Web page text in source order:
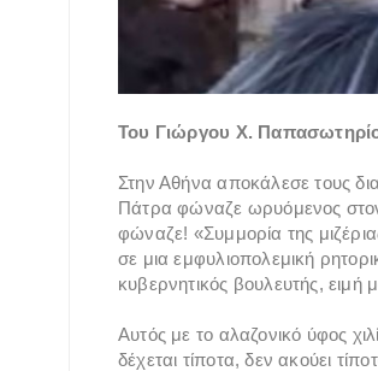
Του Γιώργου X.
Στην Αθήνα αποκάλεσε τους
Πάτρα φώναζε ωρυόμενος
φώναζε! «Συμμορία της
σε μια εμφυλιοπολεμική
κυβερνητικός βουλευτής,
Αυτός με το αλαζονικό ύφος
δέχεται τίποτα, δεν ακούει